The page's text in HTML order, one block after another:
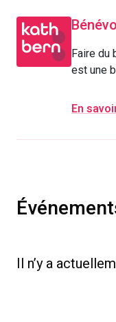
Faire du
est une
En
Il n’y a